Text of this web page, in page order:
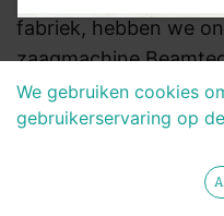
fabriek, hebben we
zaagmachine
Deze nieuwe machine
de optimalisatie van
worden gehandhaafd.
We gebruiken cookies
gebruikerservaring op